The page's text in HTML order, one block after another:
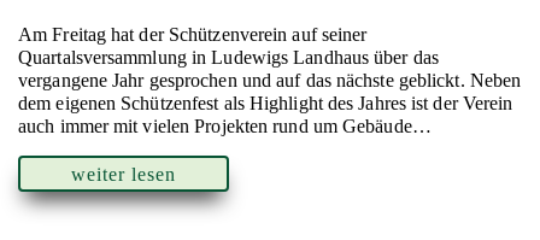
Am Freitag hat der Schützenverein auf seiner
Quartalsversammlung in Ludewigs Landhaus über das
vergangene Jahr gesprochen und auf das nächste geblickt. Neben
dem eigenen Schützenfest als Highlight des Jahres ist der Verein
auch immer mit vielen Projekten rund um Gebäude…
weiter lesen